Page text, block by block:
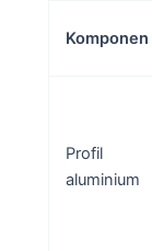
Komponen
Profil
aluminium